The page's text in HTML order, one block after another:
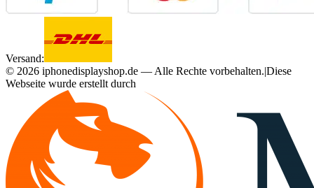
Versand:
© 2026 iphonedisplayshop.de — Alle Rechte vorbehalten.|Diese
Webseite wurde erstellt durch